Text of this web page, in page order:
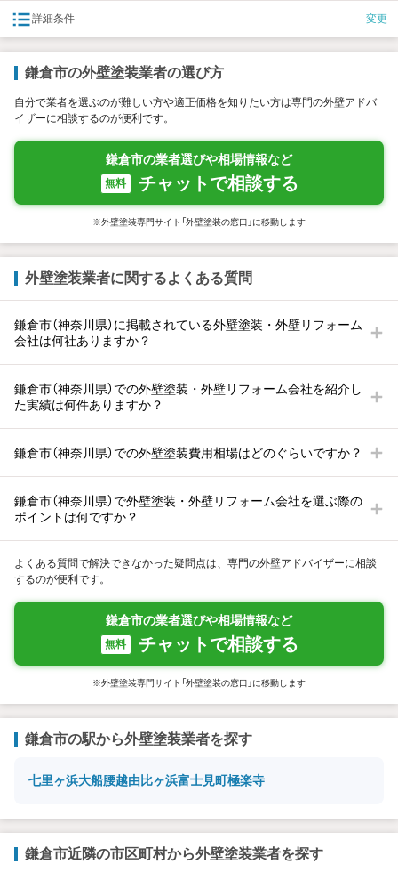
詳細条件 変更
鎌倉市の外壁塗装業者の選び方
自分で業者を選ぶのが難しい方や適正価格を知りたい方は専門の外壁アドバ
イザーに相談するのが便利です。
鎌倉市の業者選びや相場情報など
無料 チャットで相談する
※外壁塗装専門サイト「外壁塗装の窓口」に移動します
外壁塗装業者に関するよくある質問
鎌倉市（神奈川県）に掲載されている外壁塗装・外壁リフォーム
会社は何社ありますか？
鎌倉市（神奈川県）での外壁塗装・外壁リフォーム会社を紹介し
た実績は何件ありますか？
鎌倉市（神奈川県）での外壁塗装費用相場はどのぐらいですか？
鎌倉市（神奈川県）で外壁塗装・外壁リフォーム会社を選ぶ際の
ポイントは何ですか？
よくある質問で解決できなかった疑問点は、専門の外壁アドバイザーに相談
するのが便利です。
鎌倉市の業者選びや相場情報など
無料 チャットで相談する
※外壁塗装専門サイト「外壁塗装の窓口」に移動します
鎌倉市の駅から外壁塗装業者を探す
七里ヶ浜大船腰越由比ヶ浜富士見町極楽寺
鎌倉市近隣の市区町村から外壁塗装業者を探す